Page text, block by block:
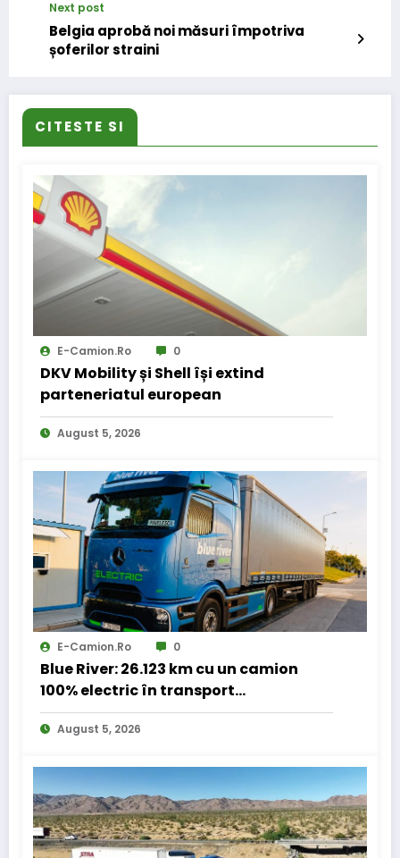
Next post
Belgia aprobă noi măsuri împotriva
șoferilor straini
CITESTE SI
E-Camion.ro 0
DKV Mobility și Shell își extind
parteneriatul european
August 5, 2026
E-Camion.ro 0
Blue River: 26.123 km cu un camion
100% electric în transport
internațional
August 5, 2026